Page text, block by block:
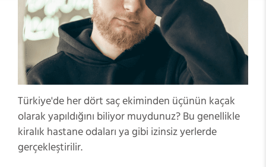
Türkiye'de her dört saç ekiminden üçünün kaçak
olarak yapıldığını biliyor muydunuz? Bu genellikle
kiralık hastane odaları ya gibi izinsiz yerlerde
gerçekleştirilir.